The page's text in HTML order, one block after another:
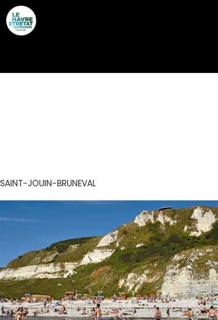
SAINT-JOUIN-BRUNEVAL
Cookies management panel